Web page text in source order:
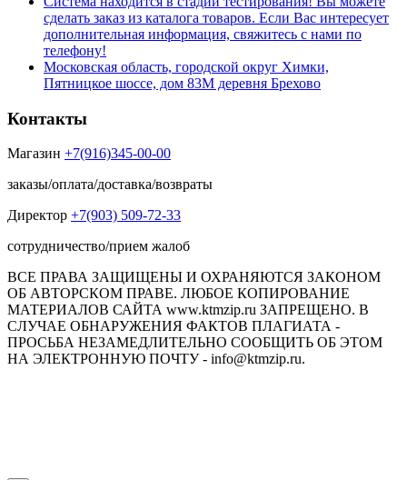
сделать заказ из каталога товаров. Если Вас интересует
дополнительная информация, свяжитесь с нами по
телефону!
Московская область, городской округ Химки,
Пятницкое шоссе, дом 83М деревня Брехово
Контакты
Магазин +7(916)345-00-00
заказы/оплата/доставка/возвраты
Директор +7(903) 509-72-33
сотрудничество/прием жалоб
ВСЕ ПРАВА ЗАЩИЩЕНЫ И ОХРАНЯЮТСЯ ЗАКОНОМ
ОБ АВТОРСКОМ ПРАВЕ. ЛЮБОЕ КОПИРОВАНИЕ
МАТЕРИАЛОВ САЙТА www.ktmzip.ru ЗАПРЕЩЕНО. В
СЛУЧАЕ ОБНАРУЖЕНИЯ ФАКТОВ ПЛАГИАТА -
ПРОСЬБА НЕЗАМЕДЛИТЕЛЬНО СООБЩИТЬ ОБ ЭТОМ
НА ЭЛЕКТРОННУЮ ПОЧТУ - info@ktmzip.ru.